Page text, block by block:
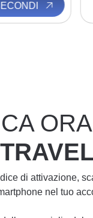
ORA
di attivazione,
nel tuo